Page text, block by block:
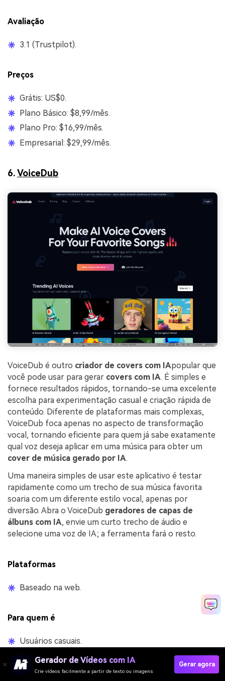
Avaliação
3.1 (Trustpilot).
Preços
Grátis: US$0.
Plano Básico: $8,99/mês.
Plano Pro: $16,99/mês.
Empresarial: $29,99/mês.
6.VoiceDub
VoiceDub é outro criador de covers com IApopular que
você pode usar para gerar covers com IA. É simples e
fornece resultados rápidos, tornando-se uma excelente
escolha para experimentação casual e criação rápida de
conteúdo. Diferente de plataformas mais complexas,
VoiceDub foca apenas no aspecto de transformação
vocal, tornando eficiente para quem já sabe exatamente
qual voz deseja aplicar em uma música para obter um
cover de música gerado por IA.
Uma maneira simples de usar este aplicativo é testar
rapidamente como um trecho de sua música favorita
soaria com um diferente estilo vocal, apenas por
diversão. Abra o VoiceDub geradores de capas de
álbuns com IA, envie um curto trecho de áudio e
selecione uma voz de IA; a ferramenta fará o resto.
Plataformas
Baseado na web.
Para quem é
Usuários casuais.
Criadores de conteúdo.
Usuários de redes sociais.
Gerador de Vídeos com IA
Crie vídeos facilmente a partir de texto ou imagens
Gerar agora